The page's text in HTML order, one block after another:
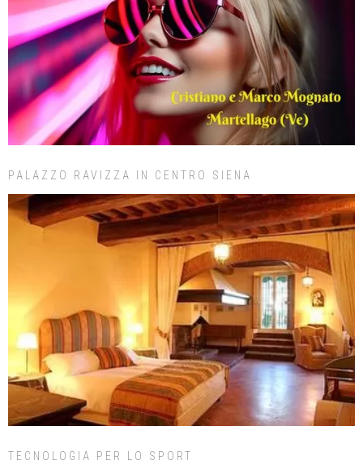
PALAZZO RAVIZZA IN CENTRO SIENA
TECNOLOGIA PER LO SPORT